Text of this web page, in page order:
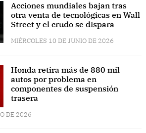
Acciones mundiales bajan tras
otra venta de tecnológicas en Wall
Street y el crudo se dispara
MIÉRCOLES 10 DE JUNIO DE 2026
Honda retira más de 880 mil
autos por problema en
componentes de suspensión
trasera
DE 2026